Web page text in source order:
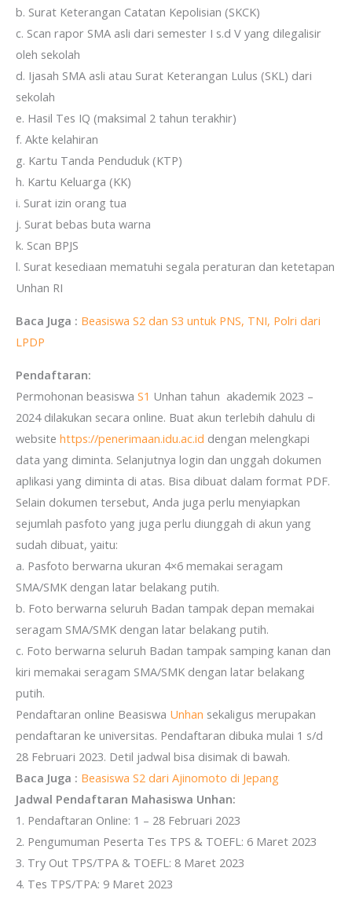
b. Surat Keterangan Catatan Kepolisian (SKCK)
c. Scan rapor SMA asli dari semester I s.d V yang dilegalisir
oleh sekolah
d. Ijasah SMA asli atau Surat Keterangan Lulus (SKL) dari
sekolah
e. Hasil Tes IQ (maksimal 2 tahun terakhir)
f. Akte kelahiran
g. Kartu Tanda Penduduk (KTP)
h. Kartu Keluarga (KK)
i. Surat izin orang tua
j. Surat bebas buta warna
k. Scan BPJS
l. Surat kesediaan mematuhi segala peraturan dan ketetapan
Unhan RI
Baca Juga : Beasiswa S2 dan S3 untuk PNS, TNI, Polri dari
LPDP
Pendaftaran:
Permohonan beasiswa S1 Unhan tahun akademik 2023 –
2024 dilakukan secara online. Buat akun terlebih dahulu di
website https://penerimaan.idu.ac.id dengan melengkapi
data yang diminta. Selanjutnya login dan unggah dokumen
aplikasi yang diminta di atas. Bisa dibuat dalam format PDF.
Selain dokumen tersebut, Anda juga perlu menyiapkan
sejumlah pasfoto yang juga perlu diunggah di akun yang
sudah dibuat, yaitu:
a. Pasfoto berwarna ukuran 4×6 memakai seragam
SMA/SMK dengan latar belakang putih.
b. Foto berwarna seluruh Badan tampak depan memakai
seragam SMA/SMK dengan latar belakang putih.
c. Foto berwarna seluruh Badan tampak samping kanan dan
kiri memakai seragam SMA/SMK dengan latar belakang
putih.
Pendaftaran online Beasiswa Unhan sekaligus merupakan
pendaftaran ke universitas. Pendaftaran dibuka mulai 1 s/d
28 Februari 2023. Detil jadwal bisa disimak di bawah.
Baca Juga : Beasiswa S2 dari Ajinomoto di Jepang
Jadwal Pendaftaran Mahasiswa Unhan:
1. Pendaftaran Online: 1 – 28 Februari 2023
2. Pengumuman Peserta Tes TPS & TOEFL: 6 Maret 2023
3. Try Out TPS/TPA & TOEFL: 8 Maret 2023
4. Tes TPS/TPA: 9 Maret 2023